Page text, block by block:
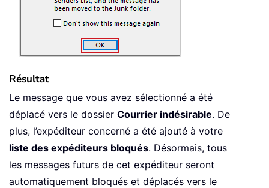
Résultat
Le message que vous avez sélectionné a été
déplacé vers le dossier Courrier indésirable. De
plus, l’expéditeur concerné a été ajouté à votre
liste des expéditeurs bloqués. Désormais, tous
les messages futurs de cet expéditeur seront
automatiquement bloqués et déplacés vers le